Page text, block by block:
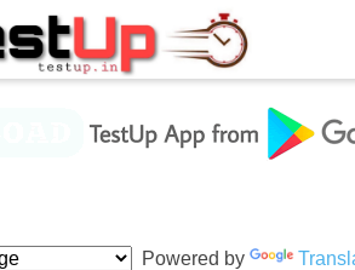
Powered by